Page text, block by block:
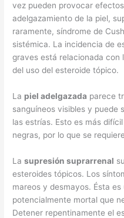
vez pueden provocar
adelgazamiento de la piel,
raramente, síndrome de
sistémica. La incidencia de
graves está relacionada con
del uso del esteroide tópico.
La piel adelgazada parece
sanguíneos visibles y puede
las estrías. Esto es más
negras, por lo que se
Lasupresión suprarrenal
esteroides tópicos. Los
mareos y desmayos. Ésta
potencialmente mortal que
Detener repentinamente el